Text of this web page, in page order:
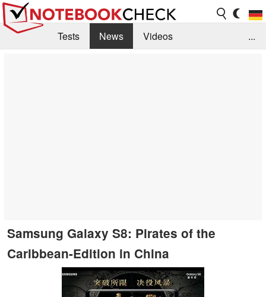
Tests News
Videos
...
Samsung Galaxy S8: Pirates of the
Caribbean-Edition in China